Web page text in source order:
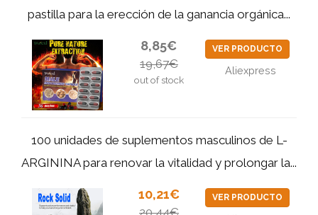
pastilla para la erección de la ganancia orgánica...
8,85€
19,67€
out of stock
VER PRODUCTO
Aliexpress
100 unidades de suplementos masculinos de L-
ARGININA para renovar la vitalidad y prolongar la...
10,21€
20,44€
VER PRODUCTO